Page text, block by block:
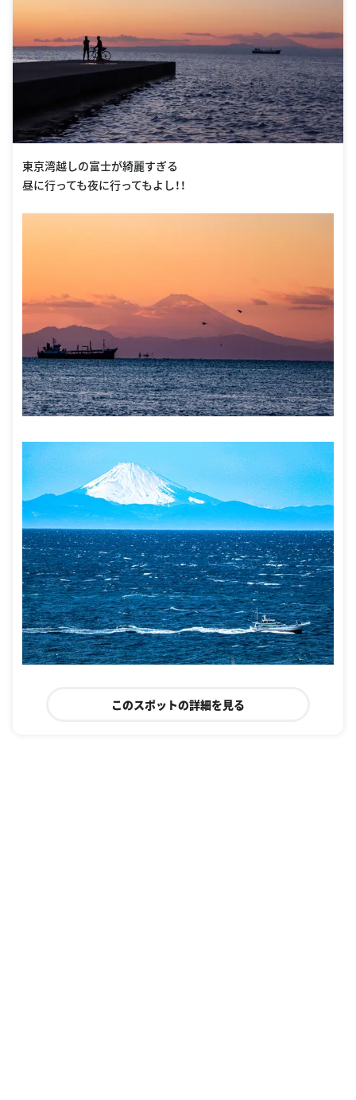
東京湾越しの富士が綺麗すぎる
昼に行っても夜に行ってもよし！！
このスポットの詳細を見る